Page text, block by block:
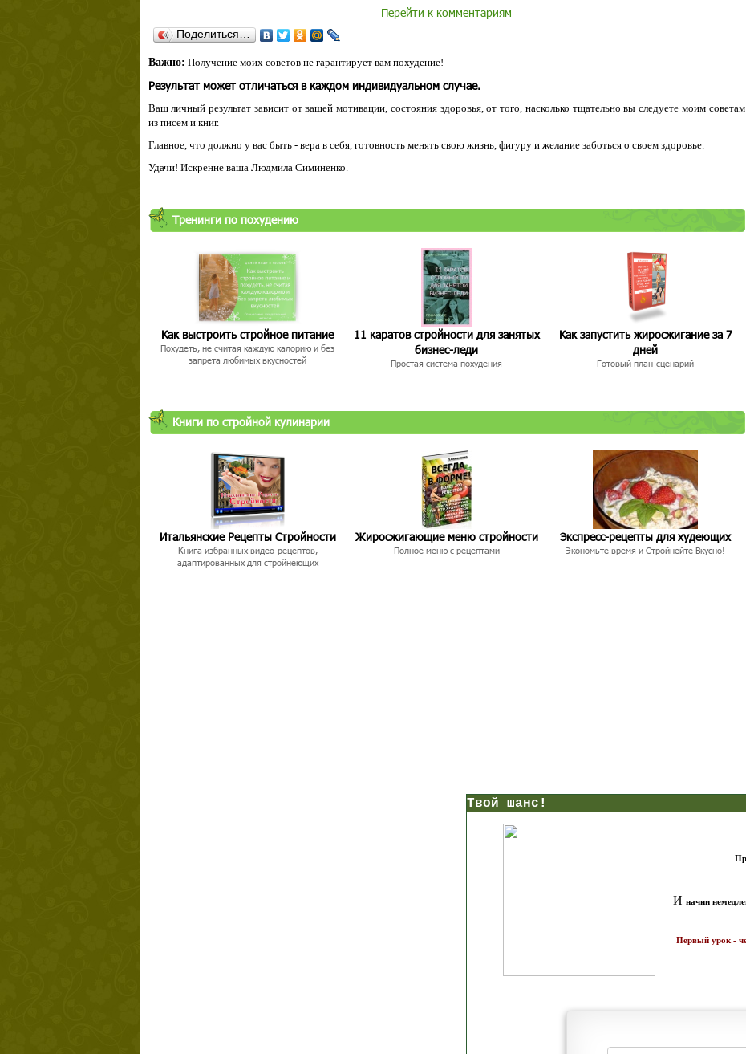
Перейти к комментариям
Поделиться…
Важно: Получение моих советов не гарантирует вам похудение!
Результат может отличаться в каждом индивидуальном случае.
Ваш личный результат зависит от вашей мотивации, состояния здоровья, от того, насколько тщательно вы следуете моим советам
из писем и книг.
Главное, что должно у вас быть - вера в себя, готовность менять свою жизнь, фигуру и желание заботься о своем здоровье.
Удачи! Искренне ваша Людмила Симиненко.
Тренинги по похудению
Как выстроить стройное питание
Похудеть, не считая каждую калорию и без
запрета любимых вкусностей
11 каратов стройности для занятых
бизнес-леди
Простая система похудения
Как запустить жиросжигание за 7
дней
Готовый план-сценарий
Книги по стройной кулинарии
Итальянские Рецепты Стройности
Книга избранных видео-рецептов,
адаптированных для стройнеющих
Жиросжигающие меню стройности
Полное меню с рецептами
Экспресс-рецепты для худеющих
Экономьте время и Стройнейте Вкусно!
без голодных диет и
Первый урок - через 5 минут в твоем почтовом ящике!